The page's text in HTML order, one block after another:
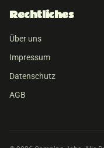
Rechtliches
Über uns
Impressum
Datenschutz
AGB